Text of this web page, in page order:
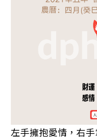
左手擁抱愛情，右